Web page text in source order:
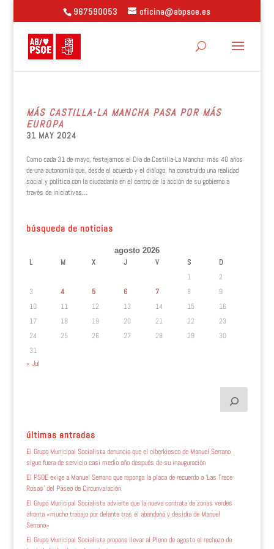
967590053 oficina@abpsoe.es
MÁS CASTILLA-LA MANCHA PASA POR MÁS
EUROPA
31 MAY 2024
Como cada 31 de mayo, festejamos el Día de Castilla-La Mancha: más 40 años
de una autonomía que, desde el acuerdo y el diálogo, ha construido una realidad
social y política con la ciudadanía en el centro de la acción de su gobierno a
través de iniciativas...
búsqueda de noticias
agosto 2026
L M X J V S
D
1
2
3
4 5 6 7 8
9
10
11 12 13 14 15
16
17
18 19 20 21 22
23
24
25 26 27 28 29
30
31
« Jul
últimas entradas
El Grupo Municipal Socialista denuncia que el ciberkiosco de Manuel Serrano
sigue fuera de servicio casi medio año después de su inauguración
El PSOE exige a Manuel Serrano que reponga la placa de recuerdo a ‘Las Trece
Rosas’ del Paseo de Circunvalación
El Grupo Municipal Socialista advierte que la nueva contrata de zonas verdes
afronta «mucho trabajo por delante tras el abandono y desidia de Manuel
Serrano»
El Grupo Municipal Socialista propone llevar al Pleno de agosto el rechazo de